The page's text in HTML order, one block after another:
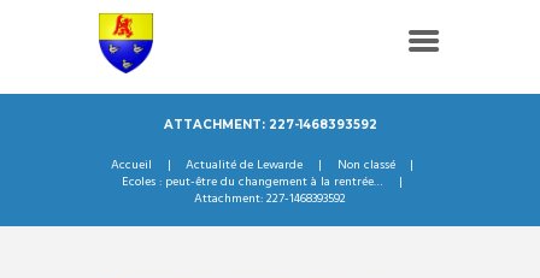
ATTACHMENT: 227-1468393592
Accueil Actualité de Lewarde
Non classé
Ecoles : peut-être du changement à la rentrée…
Attachment: 227-1468393592